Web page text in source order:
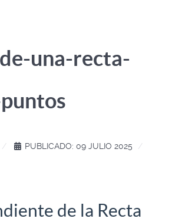
una-recta-
PUBLICADO: 09 JULIO 2025
de la Recta